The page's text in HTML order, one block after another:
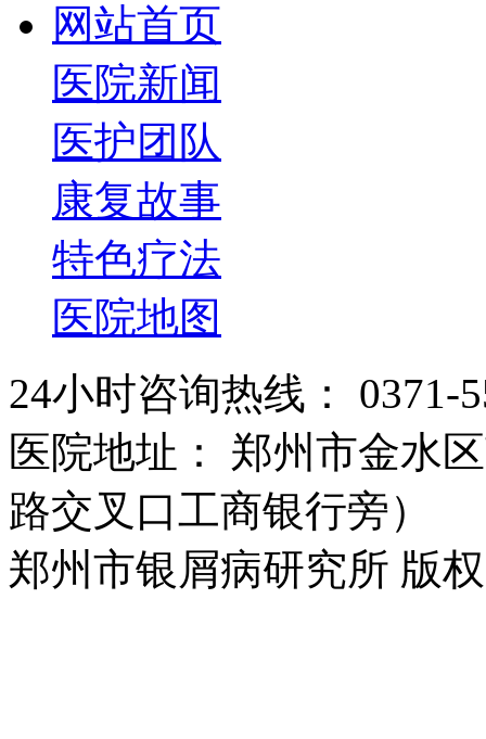
网站首页
医院新闻
医护团队
康复故事
特色疗法
医院地图
24小时咨询热线： 0371-
医院地址： 郑州市金水
路交叉口工商银行旁）
郑州市银屑病研究所 版